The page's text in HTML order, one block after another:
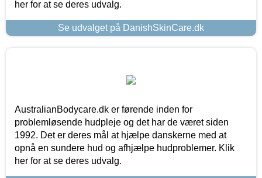
her for at se deres udvalg.
Se udvalget på DanishSkinCare.dk
AustralianBodycare.dk er førende inden for
problemløsende hudpleje og det har de været siden
1992. Det er deres mål at hjælpe danskerne med at
opnå en sundere hud og afhjælpe hudproblemer. Klik
her for at se deres udvalg.